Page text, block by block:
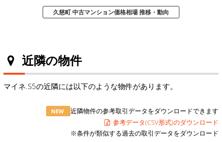
久慈町 中古マンション価格相場 推移・動向
近隣の物件
マイネ.S5の近隣には以下のような物件があります。
NEW
近隣物件の参考取引データをダウンロードできます
参考データ(CSV形式)のダウンロード
※条件が類似する過去の取引データをダウンロード